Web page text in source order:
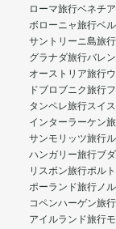
ローマ旅行ベネチ
ボローニャ旅行ベ
サントリーニ島旅行
グラナダ旅行バレ
オーストリア旅行
ドブロブニク旅行
タンペレ旅行スイ
インターラーケン
サンモリッツ旅行
ハンガリー旅行ブ
リスボン旅行ポル
ポーランド旅行ノ
コペンハーゲン旅行
アイルランド旅行